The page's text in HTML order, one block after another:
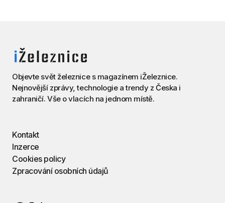
Objevte svět železnice s magazínem iŽeleznice.
Nejnovější zprávy, technologie a trendy z Česka i
zahraničí. Vše o vlacích na jednom místě.
Kontakt
Inzerce
Cookies policy
Zpracování osobních údajů